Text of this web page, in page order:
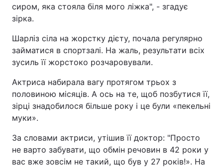
сиром, яка стояла біля мого ліжка", - згадує
зірка.
Шарліз сіла на жорстку дієту, почала регулярно
займатися в спортзалі. На жаль, результати всіх
зусиль її жорстоко розчаровували.
Актриса набирала вагу протягом трьох з
половиною місяців. А ось на те, щоб позбутися її,
зірці знадобилося більше року і це були «пекельні
муки».
За словами актриси, утішив її доктор: "Просто
не варто забувати, що обмін речовин в 42 роки у
вас вже зовсім не такий, що був у 27 років!». На